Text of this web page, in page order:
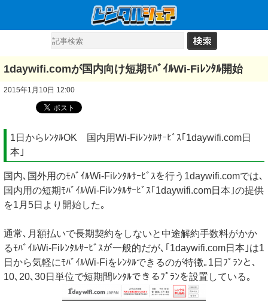
1daywifi.comが国内向け短期ﾓﾊﾞｲﾙWi-Fiﾚﾝﾀﾙ開始
2015年1月10日 12:00
1日からﾚﾝﾀﾙOK 国内用Wi-Fiﾚﾝﾀﾙｻｰﾋﾞｽ｢1daywifi.com日
本｣
国内､国外用のﾓﾊﾞｲﾙWi-Fiﾚﾝﾀﾙｻｰﾋﾞｽを行う1daywifi.comでは､
国内用の短期ﾓﾊﾞｲﾙWi-Fiﾚﾝﾀﾙｻｰﾋﾞｽ｢1daywifi.com日本｣の提供
を1月5日より開始した｡
通常､月額払いで長期契約をしないと中途解約手数料がかか
るﾓﾊﾞｲﾙWi-Fiﾚﾝﾀﾙｻｰﾋﾞｽが一般的だが､｢1daywifi.com日本｣は1
日から気軽にﾓﾊﾞｲﾙWi-Fiをﾚﾝﾀﾙできるのが特徴｡1日ﾌﾟﾗﾝと､
10､20､30日単位で短期間ﾚﾝﾀﾙできるﾌﾟﾗﾝを設置している｡